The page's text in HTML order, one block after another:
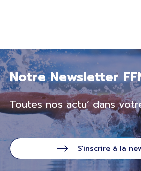
Notre Newsletter
Toutes nos actu’ dans
S'inscrire à la